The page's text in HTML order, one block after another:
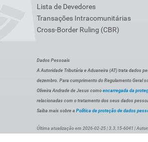
Lista de Devedores
Transações Intracomunitárias
Cross-Border Ruling (CBR)
Dados Pessoais
A Autoridade Tributária e Aduaneira (AT) trata dados
dezembro. Para cumprimento do Regulamento Geral
Oliveira Andrade de Jesus como encarregada da
relacionadas com o tratamento dos seus dados
Saiba mais sobre a Política de proteção de dados
Última atualização em 2026-02-25 | 3.3.15-6041 |